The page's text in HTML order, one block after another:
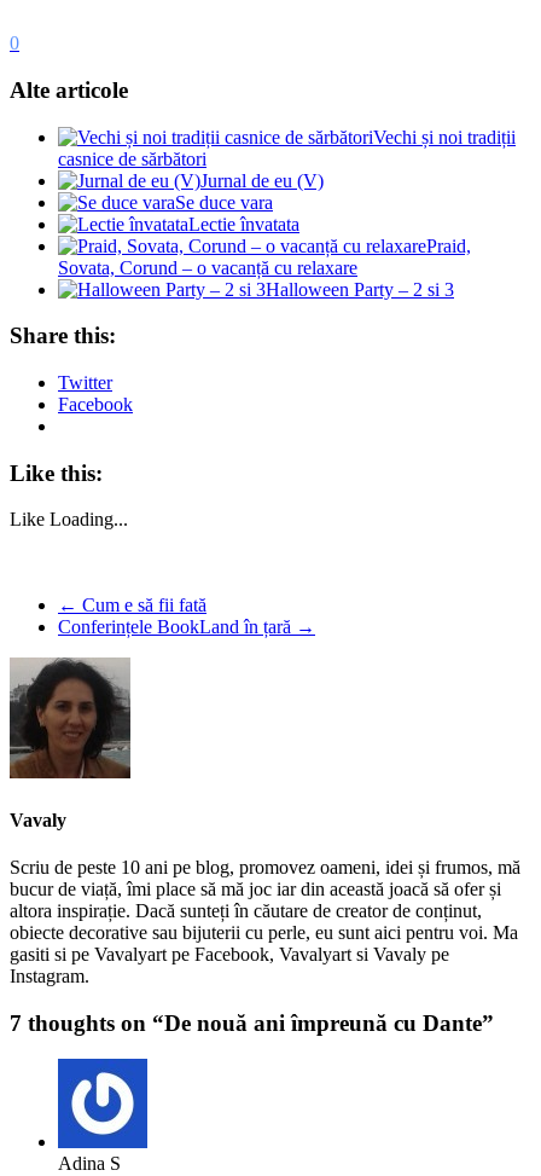
0
Alte articole
Vechi și noi tradiții
casnice de sărbători
Jurnal de eu (V)
Se duce vara
Lectie învatata
Praid,
Sovata, Corund – o vacanță cu relaxare
Halloween Party – 2 si 3
Share this:
Twitter
Facebook
Like this:
Like Loading...
← Cum e să fii fată
Conferințele BookLand în țară →
Vavaly
Scriu de peste 10 ani pe blog, promovez oameni, idei și frumos, mă
bucur de viață, îmi place să mă joc iar din această joacă să ofer și
altora inspirație. Dacă sunteți în căutare de creator de conținut,
obiecte decorative sau bijuterii cu perle, eu sunt aici pentru voi. Ma
gasiti si pe Vavalyart pe Facebook, Vavalyart si Vavaly pe
Instagram.
7 thoughts on “De nouă ani împreună cu Dante”
Adina S